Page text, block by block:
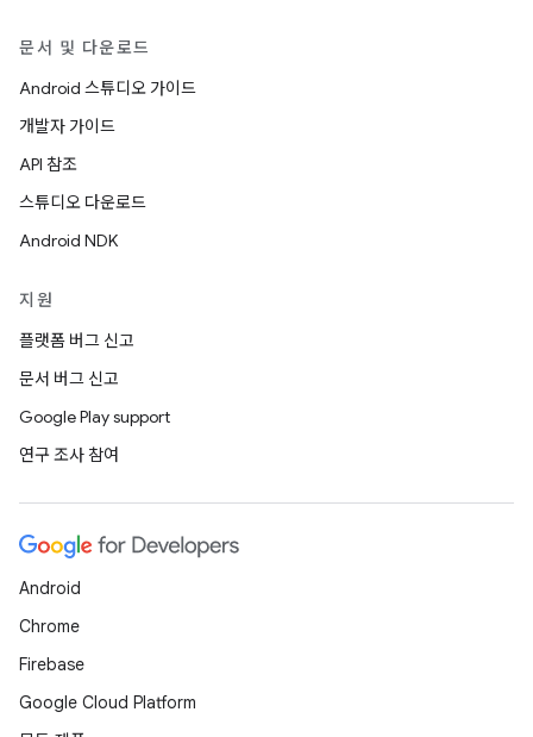
문서 및 다운로드
Android 스튜디오 가이드
개발자 가이드
API 참조
스튜디오 다운로드
Android NDK
지원
플랫폼 버그 신고
문서 버그 신고
Google Play support
연구 조사 참여
Android
Chrome
Firebase
Google Cloud Platform